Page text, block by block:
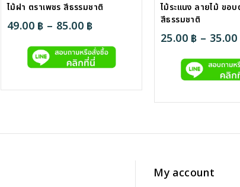
ไม้ฝา ตราเพชร สีธรรมชาติ
49.00 ฿ – 85.00 ฿Price
range:
49.00 ฿
85.00 ฿
ไม้ระแนง ลายไม้ ขอบ
สีธรรมชาติ
25.00 ฿ – 35.00
My account